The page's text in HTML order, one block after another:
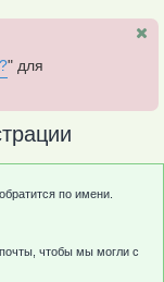
" для
по имени.
чтобы мы могли с